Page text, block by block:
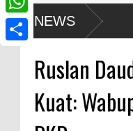
NEWS
Hanya 5
Ruslan
Kuat:
c
e
w
W
h